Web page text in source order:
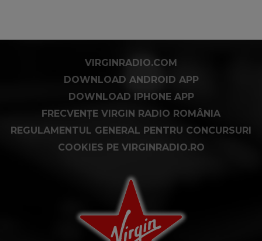
VIRGINRADIO.COM
DOWNLOAD ANDROID APP
DOWNLOAD IPHONE APP
FRECVENȚE VIRGIN RADIO ROMÂNIA
REGULAMENTUL GENERAL PENTRU CONCURSURI
COOKIES PE VIRGINRADIO.RO